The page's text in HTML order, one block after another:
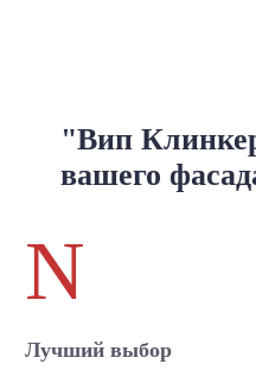
"Вип
вашего
N
Лучший выбор